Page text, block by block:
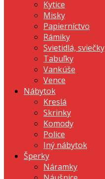
Kytice
Misky
Papierníctvo
Rámiky
Svietidlá, sviečky
Tabuľky
Vankúše
Vence
Nábytok
Kreslá
Skrinky
Komody
Police
Iný nábytok
Šperky
Náramky